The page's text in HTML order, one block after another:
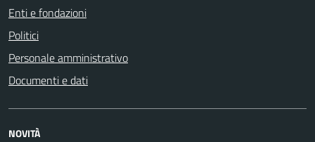
Enti e fondazioni
Politici
Personale amministrativo
Documenti e dati
NOVITÀ